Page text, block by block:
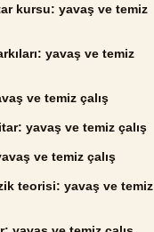
kursu: yavaş ve temiz
yavaş ve temiz
ve temiz çalış
yavaş ve temiz çalış
ve temiz çalış
teorisi: yavaş ve temiz